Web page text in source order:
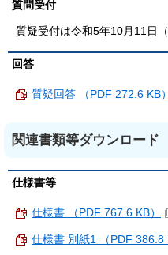
質問受付
質疑受付は令和5年10月11日
回答
質疑回答 （PDF 272.6 KB）
関連書類等ダウンロード
仕様書等
仕様書 （PDF 767.6 KB）
仕様書 別紙1 （PDF 386.8